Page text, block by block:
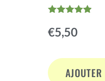
4.83
sur 5
€5,50
AJOUTER